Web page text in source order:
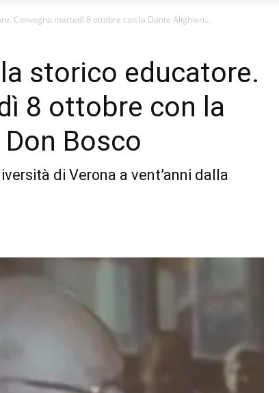
Convegno martedì 8 ottobre con la Dante Alighieri...
storico educatore.
8 ottobre con la
Bosco
di Verona a vent’anni dalla